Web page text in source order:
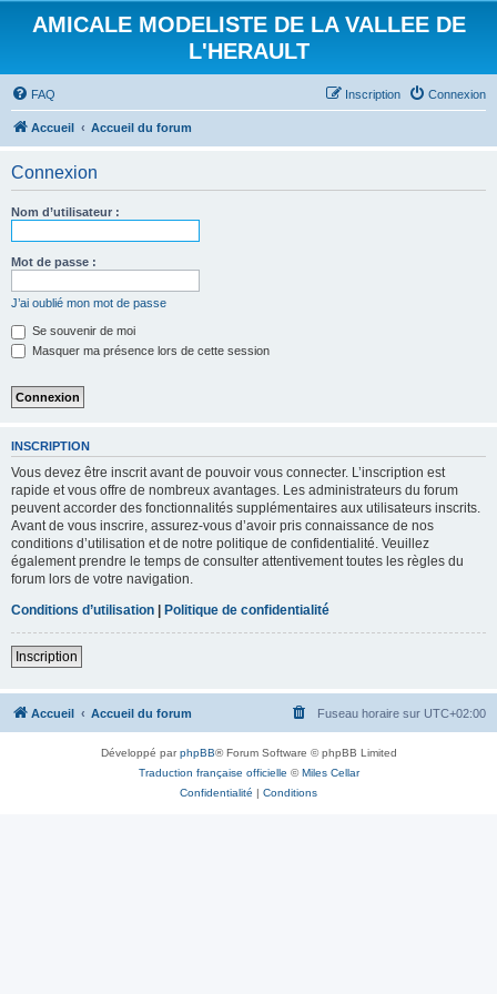
AMICALE MODELISTE DE LA VALLEE DE
L'HERAULT
FAQ Connexion
Inscription
Accueil Accueil du forum
Connexion
Nom d’utilisateur :
Mot de passe :
J’ai oublié mon mot de passe
Se souvenir de moi
Masquer ma présence lors de cette session
INSCRIPTION
Vous devez être inscrit avant de pouvoir vous connecter. L’inscription est
rapide et vous offre de nombreux avantages. Les administrateurs du forum
peuvent accorder des fonctionnalités supplémentaires aux utilisateurs inscrits.
Avant de vous inscrire, assurez-vous d’avoir pris connaissance de nos
conditions d’utilisation et de notre politique de confidentialité. Veuillez
également prendre le temps de consulter attentivement toutes les règles du
forum lors de votre navigation.
Conditions d’utilisation | Politique de confidentialité
Inscription
Accueil Accueil du forum Fuseau horaire sur UTC+02:00
Développé parphpBB® Forum Software © phpBB Limited
Traduction française officielle ©Miles Cellar
Confidentialité | Conditions